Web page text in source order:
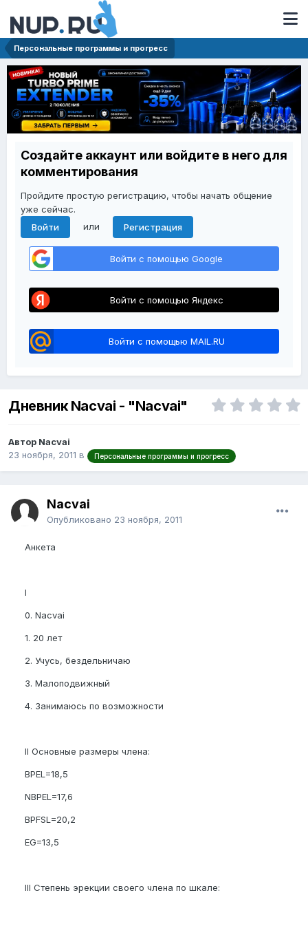
Персональные программы и прогресс
Создайте аккаунт или войдите в него для
комментирования
Пройдите простую регистрацию, чтобы начать общение
уже сейчас.
Войти
или Регистрация
Войти с помощью Google
Войти с помощью Яндекс
Войти с помощью MAIL.RU
Дневник Nacvai - "Nacvai"
Автор Nacvai
23 ноября, 2011 в Персональные программы и прогресс
Nacvai
Опубликовано 23 ноября, 2011
Анкета
I
0. Nacvai
1. 20 лет
2. Учусь, бездельничаю
3. Малоподвижный
4. Занимаюсь по возможности
II Основные размеры члена:
BPEL=18,5
NBPEL=17,6
BPFSL=20,2
EG=13,5
III Степень эрекции своего члена по шкале: